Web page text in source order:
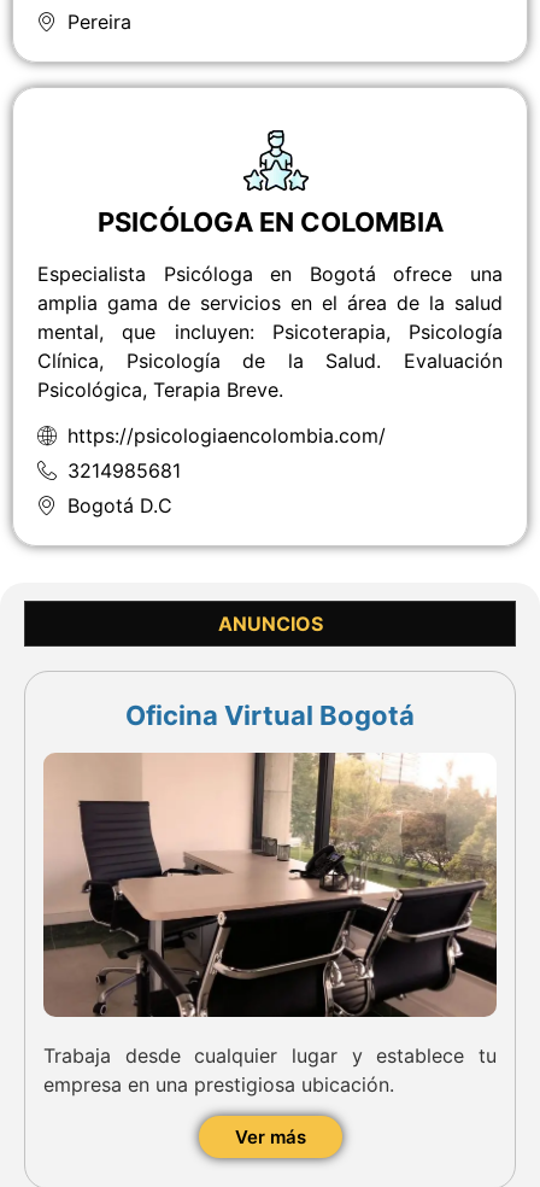
Pereira
PSICÓLOGA EN COLOMBIA
Especialista Psicóloga en Bogotá ofrece una
amplia gama de servicios en el área de la salud
mental, que incluyen: Psicoterapia, Psicología
Clínica, Psicología de la Salud. Evaluación
Psicológica, Terapia Breve.
https://psicologiaencolombia.com/
3214985681
Bogotá D.C
ANUNCIOS
Oficina Virtual Bogotá
Trabaja desde cualquier lugar y establece tu
empresa en una prestigiosa ubicación.
Ver más